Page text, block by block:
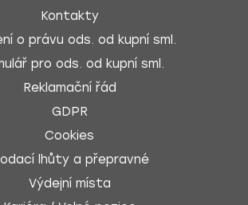
Kontakty
o právu ods. od kupní sml.
pro ods. od kupní sml.
Reklamační řád
GDPR
Cookies
lhůty a přepravné
Výdejní místa